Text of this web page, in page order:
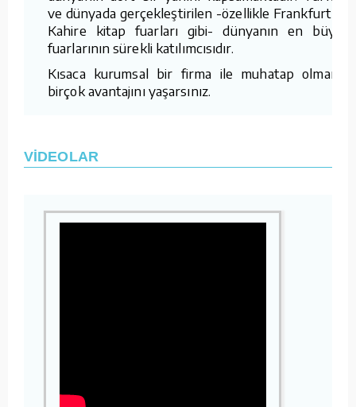
ve dünyada gerçekleştirilen -özellikle Frankfurt ve
Kahire kitap fuarları gibi- dünyanın en büyük
fuarlarının sürekli katılımcısıdır.
Kısaca kurumsal bir firma ile muhatap olmanın
birçok avantajını yaşarsınız.
VİDEOLAR